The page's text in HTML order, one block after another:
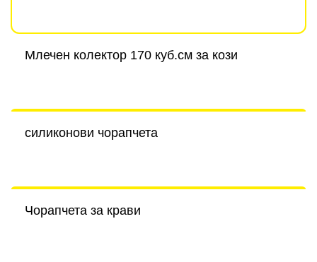
Млечен колектор 170 куб.см за кози
силиконови чорапчета
Чорапчета за крави